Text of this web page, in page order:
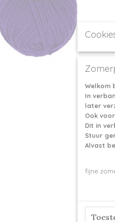
Welkom
In
later
Ook
Dit in
Stuur
Alvast
fijne